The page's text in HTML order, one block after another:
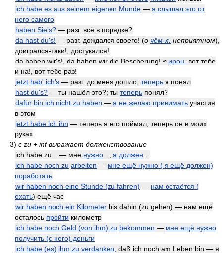
ich habe es aus seinem eigenen Munde — я слышал это от
него самого
haben Sie's? — разг. всё в порядке?
da hast du's! — разг. дождался своего! (о чём-л. неприятном)
доигрался-таки!, достукался!
da haben wir's!, da haben wir die Bescherung! ≈ ирон.
вот тебе
и на!, вот тебе раз!
jetzt hab' ich's — разг. до меня дошло, теперь я понял
hast du's? — ты нашёл это?; ты теперь понял?
dafür bin ich nicht zu haben — я не желаю принимать участия
в этом
jetzt habe ich ihn — теперь я его поймал, теперь он в моих
руках
3) с zu + inf выражает долженствование
ich habe zu... — мне нужно я должен
ich habe noch zu arbeiten — мне ещё нужно ( я ещё должен)
поработать
wir haben noch eine Stunde (zu fahren) — нам остаётся (
ехать) ещё час
wir haben noch ein Kilometer bis dahin (zu gehen) — нам ещё
осталось пройти километр
ich habe noch Geld (von ihm) zu bekommen — мне ещё нужно
получить (с него) деньги
ich habe (es) ihm zu verdanken , daß ich noch am Leben bin — я